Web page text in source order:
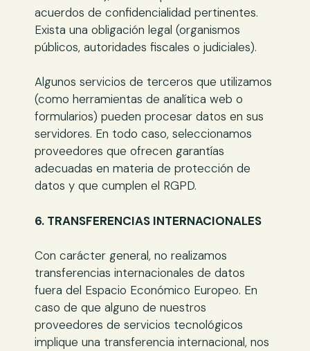
acuerdos de confidencialidad pertinentes.
Exista una obligación legal (organismos
públicos, autoridades fiscales o judiciales).
Algunos servicios de terceros que utilizamos
(como herramientas de analítica web o
formularios) pueden procesar datos en sus
servidores. En todo caso, seleccionamos
proveedores que ofrecen garantías
adecuadas en materia de protección de
datos y que cumplen el RGPD.
6. TRANSFERENCIAS INTERNACIONALES
Con carácter general, no realizamos
transferencias internacionales de datos
fuera del Espacio Económico Europeo. En
caso de que alguno de nuestros
proveedores de servicios tecnológicos
implique una transferencia internacional, nos